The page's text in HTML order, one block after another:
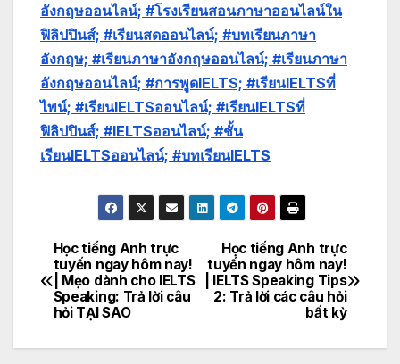
อังกฤษออนไลน์; #โรงเรียนสอนภาษาออนไลน์ใน
ฟิลิปปินส์; #เรียนสดออนไลน์; #บทเรียนภาษา
อังกฤษ; #เรียนภาษาอังกฤษออนไลน์; #เรียนภาษา
อังกฤษออนไลน์; #การพูดIELTS; #เรียนIELTSที่
ไพน์; #เรียนIELTSออนไลน์; #เรียนIELTSที่
ฟิลิปปินส์; #IELTSออนไลน์; #ชั้น
เรียนIELTSออนไลน์; #บทเรียนIELTS
Post
navigation
Học tiếng Anh trực
tuyến ngay hôm nay!
| IELTS Speaking Tips
2: Trả lời các câu hỏi
bất kỳ
Học tiếng Anh trực
tuyến ngay hôm nay!
| Mẹo dành cho IELTS
Speaking: Trả lời câu
hỏi TẠI SAO